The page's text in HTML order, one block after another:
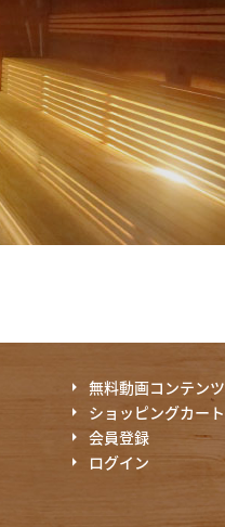
無料動画コンテンツ
ショッピングカート
会員登録
ログイン